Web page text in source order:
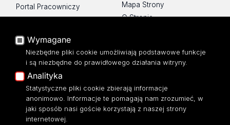
Portal Pracowniczy
Baza Aktów Własnych
Moodle
Eksperci UŁ
Polityka Prywatności
Dostępność
Mapa Strony
O Stronie
Wymagane
Niezbędne pliki cookie umożliwiają podstawowe funkcje
i są niezbędne do prawidłowego działania witryny.
Analityka
Statystyczne pliki cookie zbierają informacje
anonimowo. Informacje te pomagają nam zrozumieć, w
jaki sposób nasi goście korzystają z naszej strony
internetowej.